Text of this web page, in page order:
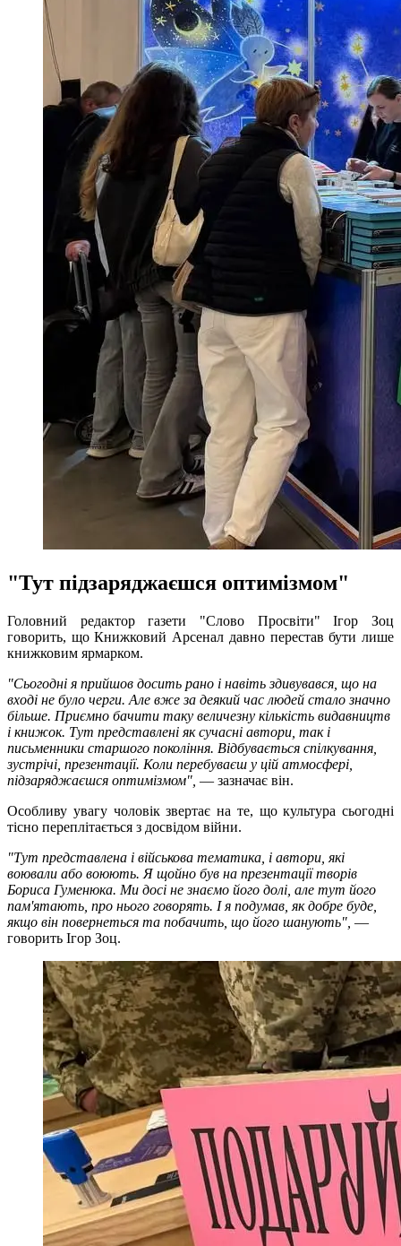
"Тут підзаряджаєшся оптимізмом"
Головний редактор газети "Слово Просвіти" Ігор Зоц
говорить, що Книжковий Арсенал давно перестав бути лише
книжковим ярмарком.
"Сьогодні я прийшов досить рано і навіть здивувався, що на
вході не було черги. Але вже за деякий час людей стало значно
більше. Приємно бачити таку величезну кількість видавництв
і книжок. Тут представлені як сучасні автори, так і
письменники старшого покоління. Відбувається спілкування,
зустрічі, презентації. Коли перебуваєш у цій атмосфері,
підзаряджаєшся оптимізмом", — зазначає він.
Особливу увагу чоловік звертає на те, що культура сьогодні
тісно переплітається з досвідом війни.
"Тут представлена і військова тематика, і автори, які
воювали або воюють. Я щойно був на презентації творів
Бориса Гуменюка. Ми досі не знаємо його долі, але тут його
пам'ятають, про нього говорять. І я подумав, як добре буде,
якщо він повернеться та побачить, що його шанують", —
говорить Ігор Зоц.